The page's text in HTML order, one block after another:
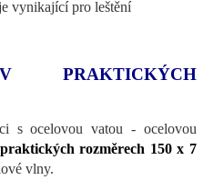
vynikající pro leštění
PRAKTICKÝCH
s ocelovou vatou - ocelovou
praktických rozměrech 150 x 7
vlny.